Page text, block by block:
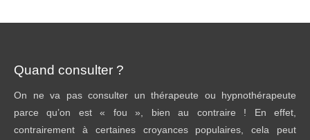
Quand consulter ?
On ne va pas consulter un thérapeute ou hypnothérapeute
parce qu’on est « fou », bien au contraire ! En effet,
contrairement à certaines croyances populaires, cela peut